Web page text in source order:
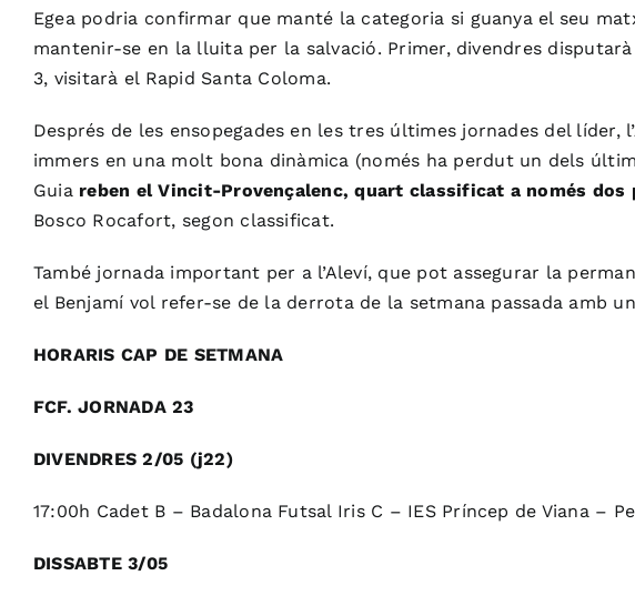
Egea podria confirmar que manté la categoria si guanya el seu
mantenir-se en la lluita per la salvació. Primer, divendres
3, visitarà el Rapid Santa Coloma.
Després de les ensopegades en les tres últimes jornades del líder,
immers en una molt bona dinàmica (només ha perdut un dels
Guia reben el Vincit-Provençalenc, quart classificat a només dos
Bosco Rocafort, segon classificat.
També jornada important per a l’Aleví, que pot assegurar la
el Benjamí vol refer-se de la derrota de la setmana passada amb
HORARIS CAP DE SETMANA
FCF. JORNADA 23
DIVENDRES 2/05 (j22)
17:00h Cadet B – Badalona Futsal Iris C – IES Príncep de Viana –
DISSABTE 3/05